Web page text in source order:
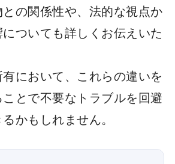
の関係性や、法的な視点か
ついても詳しくお伝えいた
において、これらの違いを
とで不要なトラブルを回避
かもしれません。